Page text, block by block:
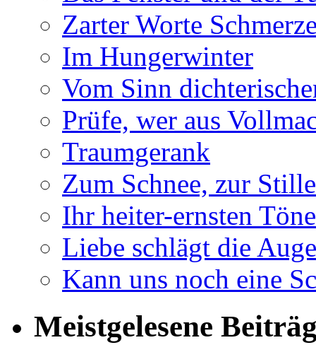
Zarter Worte
Im Hungerwinter
Vom Sinn
Prüfe, wer aus
Traumgerank
Zum Schnee, zur Stille
Ihr heiter-ernsten Töne
Liebe schlägt die
Kann uns noch eine
Meistgelesene